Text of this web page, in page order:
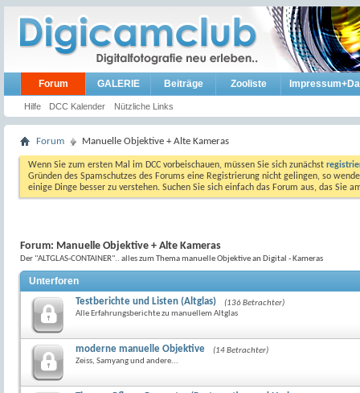
Forum
Hilfe DCC Kalender Nützliche Links
GALERIE Beiträge Zooliste
Forum Manuelle Objektive + Alte Kameras
Wenn Sie zum ersten Mal im DCC vorbeischauen, müssen Sie sich zunächst
Gründen des Spamschutzes des Forums eine Registrierung nicht gelingen, so
einige Dinge besser zu verstehen. Suchen Sie sich einfach das Forum aus, das
Forum: Manuelle Objektive + Alte Kameras
Der "ALTGLAS-CONTAINER".. alles zum Thema manuelle Objektive an Digital - Kameras
Unterforen
Testberichte und Listen (Altglas)
(136 Betrachter)
Alle Erfahrungsberichte zu manuellem Altglas
moderne manuelle Objektive
(14 Betrachter)
Zeiss, Samyang und andere...